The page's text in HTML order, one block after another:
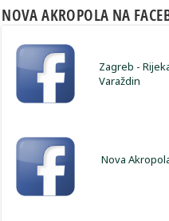
NOVA AKROPOLA NA
Zagreb -
Varaždin
Nova